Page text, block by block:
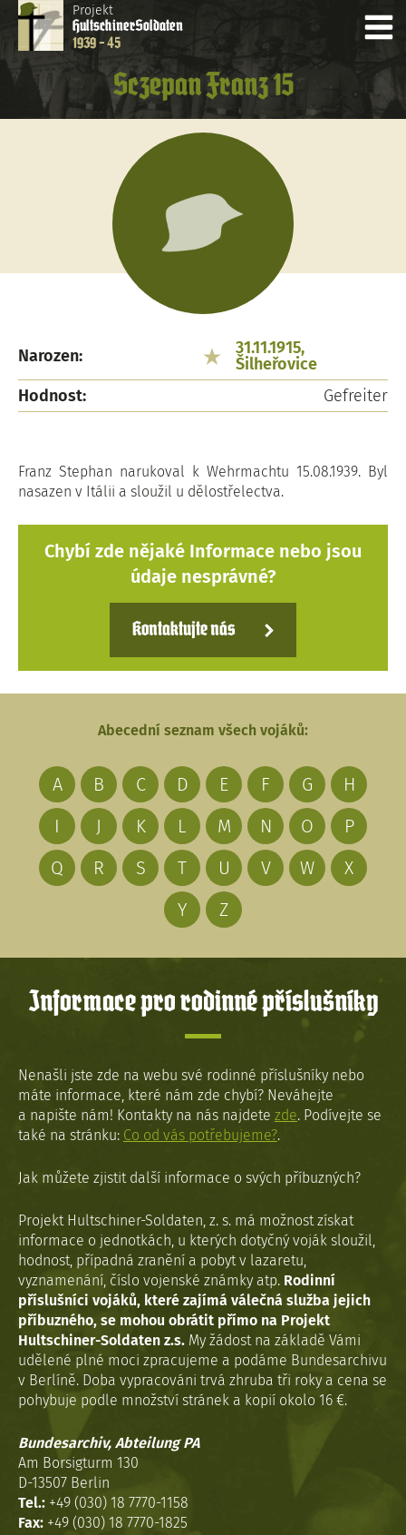
Projekt
HultschinerSoldaten
1939 - 45
Sczepan Franz 15
Narozen:
31.11.1915,
Šilheřovice
Hodnost:
Gefreiter
Franz Stephan narukoval k Wehrmachtu 15.08.1939. Byl
nasazen v Itálii a sloužil u dělostřelectva.
Chybí zde nějaké Informace nebo jsou
údaje nesprávné?
Kontaktujte nás
Abecední seznam všech vojáků:
A B C D E F G
H
I
J K L M N O
P
Q
R S T U V W
X
Y
Z
Informace pro rodinné příslušníky
Nenašli jste zde na webu své rodinné příslušníky nebo
máte informace, které nám zde chybí? Neváhejte
a napište nám! Kontakty na nás najdete zde. Podívejte se
také na stránku: Co od vás potřebujeme?.
Jak můžete zjistit další informace o svých příbuzných?
Projekt Hultschiner-Soldaten, z. s. má možnost získat
informace o jednotkách, u kterých dotyčný voják sloužil,
hodnost, případná zranění a pobyt v lazaretu,
vyznamenání, číslo vojenské známky atp. Rodinní
příslušníci vojáků, které zajímá válečná služba jejich
příbuzného, se mohou obrátit přímo na Projekt
Hultschiner-Soldaten z.s. My žádost na základě Vámi
udělené plné moci zpracujeme a podáme Bundesarchivu
v Berlíně. Doba vypracováni trvá zhruba tři roky a cena se
pohybuje podle množství stránek a kopií okolo 16 €.
Bundesarchiv, Abteilung PA
Am Borsigturm 130
D-13507 Berlin
Tel.: +49 (030) 18 7770-1158
Fax: +49 (030) 18 7770-1825